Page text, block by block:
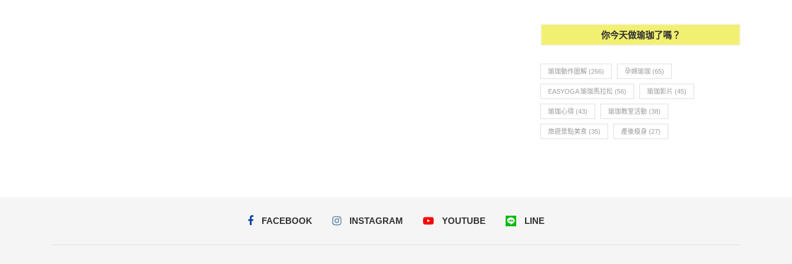
你今天做瑜珈了嗎？
瑜珈動作圖解 (266) 孕婦瑜珈 (65)
EASYOGA 瑜珈馬拉松 (56) 瑜珈影片 (45)
瑜珈心得 (43) 瑜珈教室活動 (38)
旅遊景點美食 (35) 產後瘦身 (27)
FACEBOOK INSTAGRAM YOUTUBE LINE